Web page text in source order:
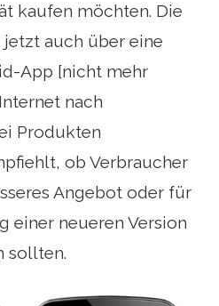
kaufen möchten. Die
auch über eine
App [nicht mehr
nach
Produkten
ob Verbraucher
Angebot oder für
einer neueren Version
sollten.